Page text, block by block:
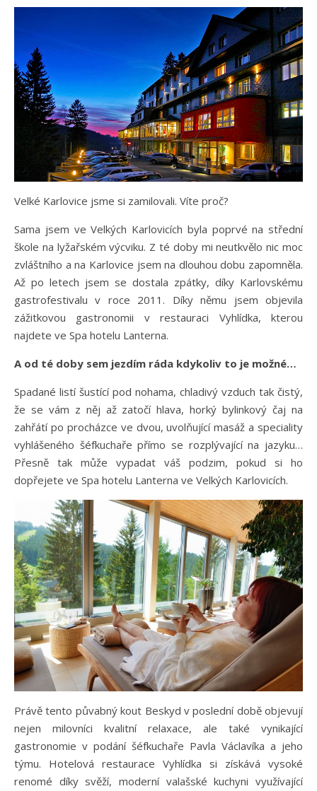
Velké Karlovice jsme si zamilovali. Víte proč?
Sama jsem ve Velkých Karlovicích byla poprvé na střední
škole na lyžařském výcviku. Z té doby mi neutkvělo nic moc
zvláštního a na Karlovice jsem na dlouhou dobu zapomněla.
Až po letech jsem se dostala zpátky, díky Karlovskému
gastrofestivalu v roce 2011. Díky němu jsem objevila
zážitkovou gastronomii v restauraci Vyhlídka, kterou
najdete ve Spa hotelu Lanterna.
A od té doby sem jezdím ráda kdykoliv to je možné…
Spadané listí šustící pod nohama, chladivý vzduch tak čistý,
že se vám z něj až zatočí hlava, horký bylinkový čaj na
zahřátí po procházce ve dvou, uvolňující masáž a speciality
vyhlášeného šéfkuchaře přímo se rozplývající na jazyku…
Přesně tak může vypadat váš podzim, pokud si ho
dopřejete ve Spa hotelu Lanterna ve Velkých Karlovicích.
Právě tento půvabný kout Beskyd v poslední době objevují
nejen milovníci kvalitní relaxace, ale také vynikající
gastronomie v podání šéfkuchaře Pavla Václavíka a jeho
týmu. Hotelová restaurace Vyhlídka si získává vysoké
renomé díky svěží, moderní valašské kuchyni využívající